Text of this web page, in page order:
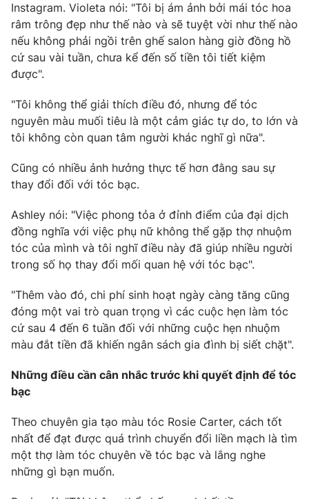
VTV Sức khoẻ Bất động sản
Thị trường 24h Tấm lòng Việt
VTV4 Vươn mình bằng AI
VTV9 VTV8
Liên hệ tòa soạn
THỜI BÁO VTV
Theo dõi báo trên
Cơ quan báo chí:Thời báo VTV
Giấy phép hoạt động báo in và báo điện tử số 483/GP-BTTTT
cấp ngày 29/12/2023
Tổng Biên tập:Vũ Thanh Thủy
Phó Tổng Biên tập:Nguyễn Thị Mỹ Hạnh, Phạm Quốc Thắng,
Nguyễn Trọng Ninh
Instagram. Violeta nói: "Tôi bị ám ảnh bởi mái tóc hoa
râm trông đẹp như thế nào và sẽ tuyệt vời như thế nào
nếu không phải ngồi trên ghế salon hàng giờ đồng hồ
cứ sau vài tuần, chưa kể đến số tiền tôi tiết kiệm
được".
"Tôi không thể giải thích điều đó, nhưng để tóc
nguyên màu muối tiêu là một cảm giác tự do, to lớn và
tôi không còn quan tâm người khác nghĩ gì nữa".
Cũng có nhiều ảnh hưởng thực tế hơn đằng sau sự
thay đổi đối với tóc bạc.
Ashley nói: "Việc phong tỏa ở đỉnh điểm của đại dịch
đồng nghĩa với việc phụ nữ không thể gặp thợ nhuộm
tóc của mình và tôi nghĩ điều này đã giúp nhiều người
trong số họ thay đổi mối quan hệ với tóc bạc".
"Thêm vào đó, chi phí sinh hoạt ngày càng tăng cũng
đóng một vai trò quan trọng vì các cuộc hẹn làm tóc
cứ sau 4 đến 6 tuần đối với những cuộc hẹn nhuộm
màu đắt tiền đã khiến ngân sách gia đình bị siết chặt".
Những điều cần cân nhắc trước khi quyết định để tóc
bạc
Theo chuyên gia tạo màu tóc Rosie Carter, cách tốt
nhất để đạt được quá trình chuyển đổi liền mạch là tìm
một thợ làm tóc chuyên về tóc bạc và lắng nghe
những gì bạn muốn.